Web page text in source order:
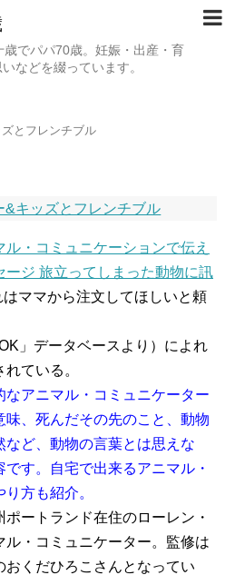
でパパ70歳。妊娠・出産・育
などを綴っています。
とフレンチブル
&キッズとフレンチブル
・コミュニケーションで伝え
ージ 旅立ってしまった動物に訊
はママから注文してほしいと頼
」データベースより）によれ
ている。
アニマル・コミュニケーター
味、死んだその先のこと、動物
など、動物の言葉とは思えな
す。自宅で出来るアニマル・
方も紹介。
ートランド在住のローレン・
ル・コミュニケーター。監修は
おくだひろこさんとなってい